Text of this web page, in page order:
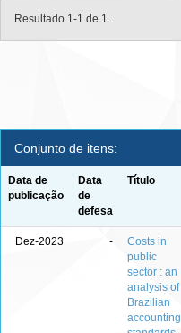
Resultado 1-1 de 1.
Conjunto de itens:
Data de
publicação
Data
de
defesa
Título
Dez-2023 -
Costs in
public
sector : an
analysis of
Brazilian
accounting